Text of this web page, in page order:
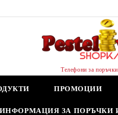
Телефони за
ПРОМОЦИИ
ИНФОРМАЦИЯ ЗА ПОРЪЧКИ